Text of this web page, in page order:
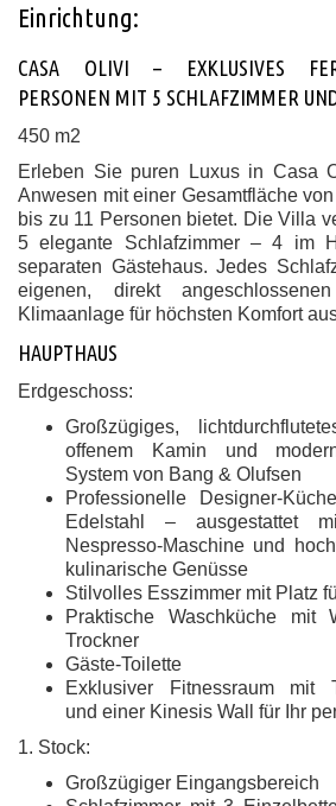
Einrichtung:
CASA OLIVI – EXKLUSIVES
PERSONEN MIT 5 SCHLAFZIMMER
450 m2
Erleben Sie puren Luxus in Casa
Anwesen mit einer Gesamtfläche
bis zu 11 Personen bietet. Die Villa
5 elegante Schlafzimmer – 4 im
separaten Gästehaus. Jedes
eigenen, direkt
Klimaanlage für höchsten Komfort
HAUPTHAUS
Erdgeschoss:
Großzügiges,
offenem Kamin und
System von Bang & Olufsen
Professionelle Designer-
Edelstahl – ausgestattet
Nespresso-Maschine und
kulinarische Genüsse
Stilvolles Esszimmer mit Platz
Praktische Waschküche mit
Trockner
Gäste-Toilette
Exklusiver Fitnessraum mit
und einer Kinesis Wall für Ihr
1. Stock:
Großzügiger Eingangsbereich